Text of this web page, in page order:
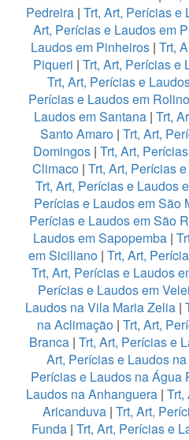
Pedreira | Trt, Art, Perícias e
Art, Perícias e Laudos em
Laudos em Pinheiros| Trt,
Piqueri | Trt, Art, Perícias e
Trt, Art, Perícias e
Perícias e Laudos em
Laudos em Santana| Trt,
Santo Amaro | Trt, Art,
Domingos| Trt, Art,
Climaco| Trt, Art, Perícias
Trt, Art, Perícias e Laudos
Perícias e Laudos em São
Perícias e Laudos em São
Laudos em Sapopemba |
em Siciliano | Trt, Art,
Trt, Art, Perícias e Laudos
Perícias e Laudos em
Laudos na Vila Maria Zelia|
na Aclimação| Trt, Art,
Branca | Trt, Art, Perícias e
Art, Perícias e Laudos
Perícias e Laudos na Água
Laudos na Anhanguera| Trt,
Aricanduva | Trt, Art,
Funda | Trt, Art, Perícias e